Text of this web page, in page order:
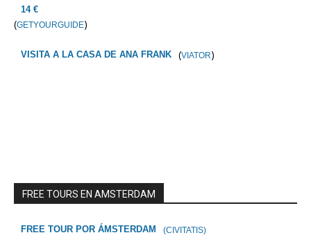
14 €
(GETYOURGUIDE)
VISITA A LA CASA DE ANA FRANK (VIATOR)
FREE TOURS EN AMSTERDAM
FREE TOUR POR ÁMSTERDAM (CIVITATIS)